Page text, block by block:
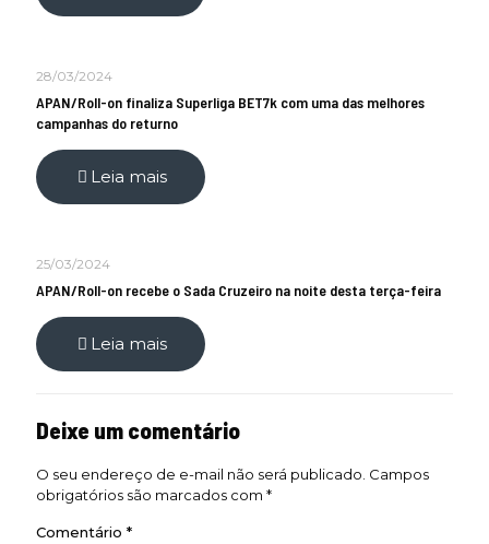
28/03/2024
APAN/Roll-on finaliza Superliga BET7k com uma das melhores
campanhas do returno
Leia mais
25/03/2024
APAN/Roll-on recebe o Sada Cruzeiro na noite desta terça-feira
Leia mais
Deixe um comentário
O seu endereço de e-mail não será publicado. Campos
obrigatórios são marcados com *
Comentário *